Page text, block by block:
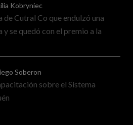
Kobryniec
de Cutral Co que endulzó una
se quedó con el premio a la
Soberon
sobre el Sistema